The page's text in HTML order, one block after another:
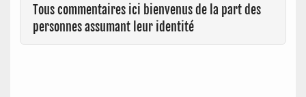
Tous commentaires ici bienvenus de la part des
personnes assumant leur identité